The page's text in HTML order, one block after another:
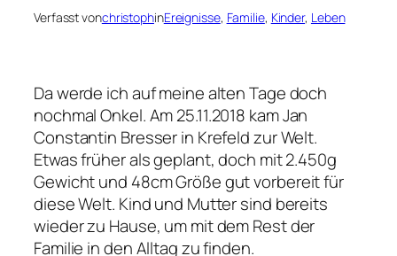
Verfasst vonchristophinEreignisse, Familie, Kinder, Leben
Da werde ich auf meine alten Tage doch
nochmal Onkel. Am 25.11.2018 kam Jan
Constantin Bresser in Krefeld zur Welt.
Etwas früher als geplant, doch mit 2.450g
Gewicht und 48cm Größe gut vorbereit für
diese Welt. Kind und Mutter sind bereits
wieder zu Hause, um mit dem Rest der
Familie in den Alltag zu finden.